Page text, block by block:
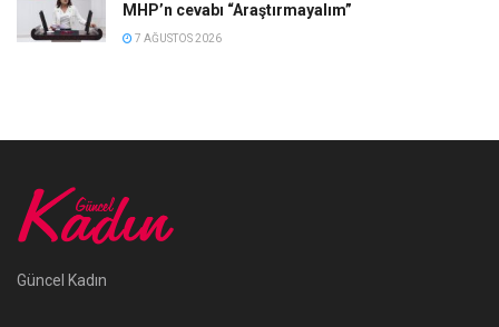
MHP’n cevabı “Araştırmayalım”
7 AĞUSTOS 2026
Güncel Kadın